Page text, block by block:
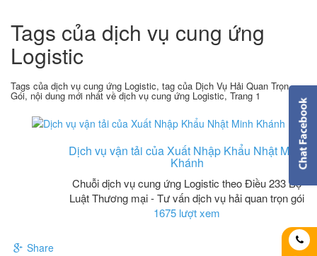
Tags của dịch vụ cung ứng
Logistic
Tags của dịch vụ cung ứng Logistic, tag của Dịch Vụ Hải Quan Trọn
Gói, nội dung mới nhất về dịch vụ cung ứng Logistic, Trang 1
Dịch vụ vận tải của Xuất Nhập Khẩu Nhật Minh
Khánh
Chuỗi dịch vụ cung ứng Logistic theo Điều 233 Bộ
Luật Thương mại - Tư vấn dịch vụ hải quan trọn gói
1675 lượt xem
Share